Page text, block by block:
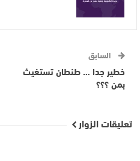
السابق
خطير جدا … طنطان تستغيث
بمن ؟؟؟
تعليقات الزوار